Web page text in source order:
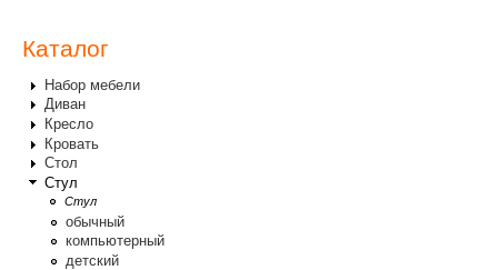
Каталог
Набор мебели
Диван
Кресло
Кровать
Стол
Стул
Стул
обычный
компьютерный
детский